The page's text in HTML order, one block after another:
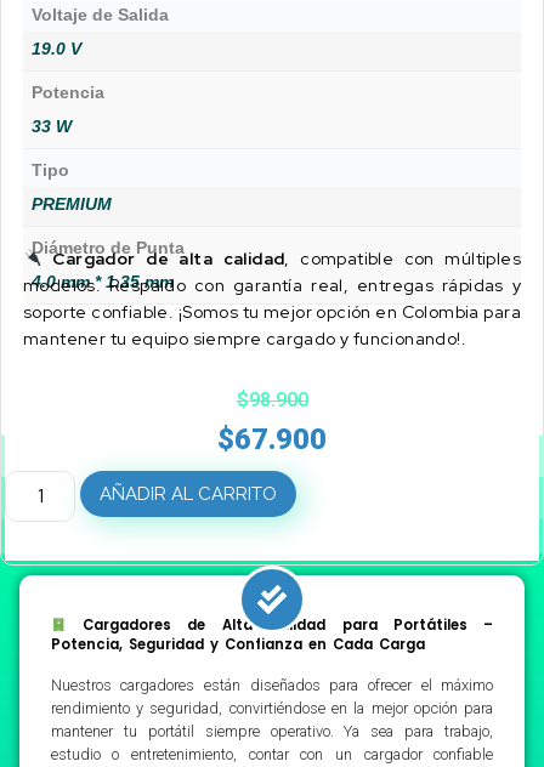
Voltaje de Salida
19.0 V
Potencia
33 W
Tipo
PREMIUM
Diámetro de Punta
4.0 mm * 1.35 mm
Cargador de alta calidad, compatible con múltiples
modelos. Respaldo con garantía real, entregas rápidas y
soporte confiable. ¡Somos tu mejor opción en Colombia para
mantener tu equipo siempre cargado y funcionando!.
$98.900
$67.900
AÑADIR AL CARRITO
Cargadores de Alta Calidad para Portátiles –
Potencia, Seguridad y Confianza en Cada Carga
Nuestros cargadores están diseñados para ofrecer el máximo
rendimiento y seguridad, convirtiéndose en la mejor opción para
mantener tu portátil siempre operativo. Ya sea para trabajo,
estudio o entretenimiento, contar con un cargador confiable